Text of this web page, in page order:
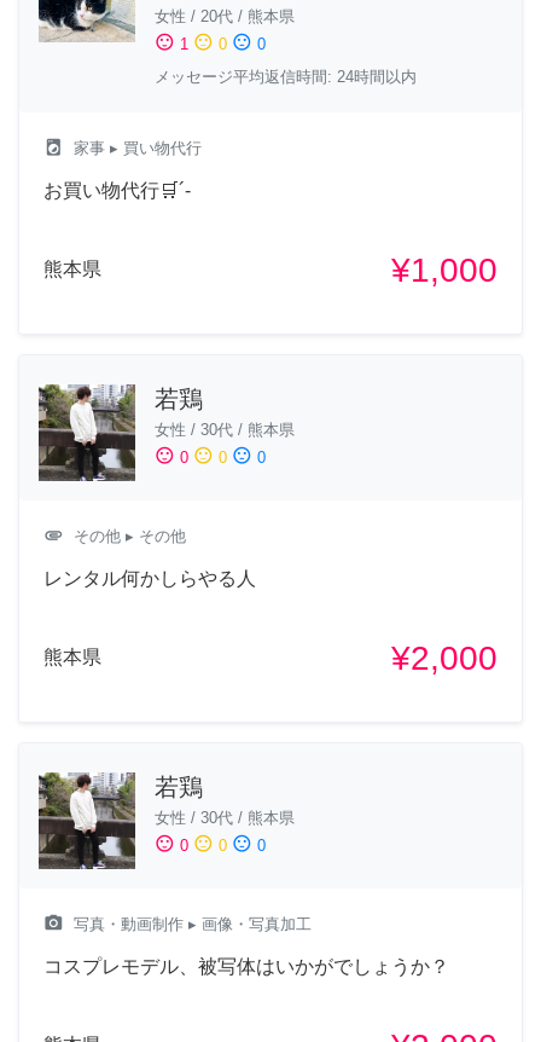
女性 / 20代 / 熊本県
sentiment_satisfied 1 sentiment_neutral 0 sentiment_dissatisfied 0
メッセージ平均返信時間: 24時間以内
local_laundry_service 家事 ▸ 買い物代行
お買い物代行🛒´-
熊本県 ¥1,000
若鶏
女性 / 30代 / 熊本県
sentiment_satisfied 0 sentiment_neutral 0 sentiment_dissatisfied 0
attachment その他 ▸ その他
レンタル何かしらやる人
熊本県 ¥2,000
若鶏
女性 / 30代 / 熊本県
sentiment_satisfied 0 sentiment_neutral 0 sentiment_dissatisfied 0
camera_alt 写真・動画制作 ▸ 画像・写真加工
コスプレモデル、被写体はいかがでしょうか？